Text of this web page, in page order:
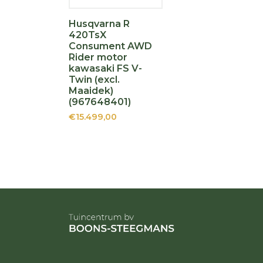
Husqvarna R
420TsX
Consument AWD
Rider motor
kawasaki FS V-
Twin (excl.
Maaidek)
(967648401)
€15.499,00